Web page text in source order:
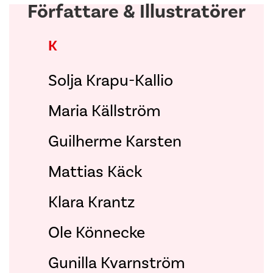
Författare & Illustratörer
K
Solja Krapu-Kallio
Maria Källström
Guilherme Karsten
Mattias Käck
Klara Krantz
Ole Könnecke
Gunilla Kvarnström